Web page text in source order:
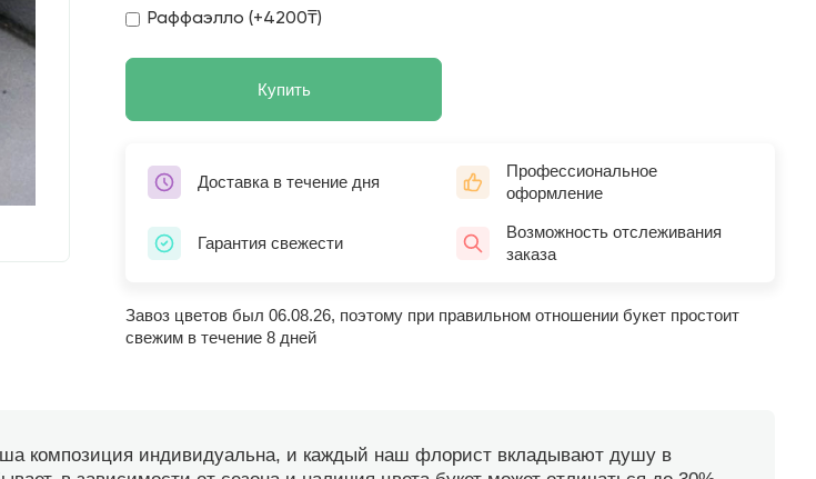
Раффаэлло (+4200₸)
Купить
Доставка в течение дня
Профессиональное
оформление
Гарантия свежести
Возможность отслеживания
заказа
Завоз цветов был 06.08.26, поэтому при правильном отношении букет простоит
свежим в течение 8 дней
композиция индивидуальна, и каждый наш флорист вкладывают душу в